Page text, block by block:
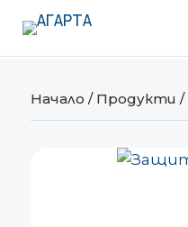
Начало / Продукти /